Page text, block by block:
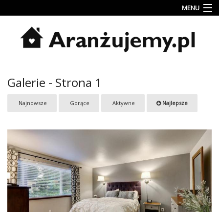
MENU
Inspiracje
wnętrz
Jesienne
dekoracje
Konkursy
Najlepsze
Kategorie
Galerie - Strona 1
Najnowsze Gorące Aktywne Najlepsze